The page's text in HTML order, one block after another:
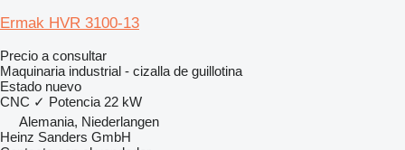
Ermak HVR 3100-13
Precio a consultar
Maquinaria industrial - cizalla de guillotina
Estado nuevo
CNC ✓ Potencia 22 kW
Alemania, Niederlangen
Heinz Sanders GmbH